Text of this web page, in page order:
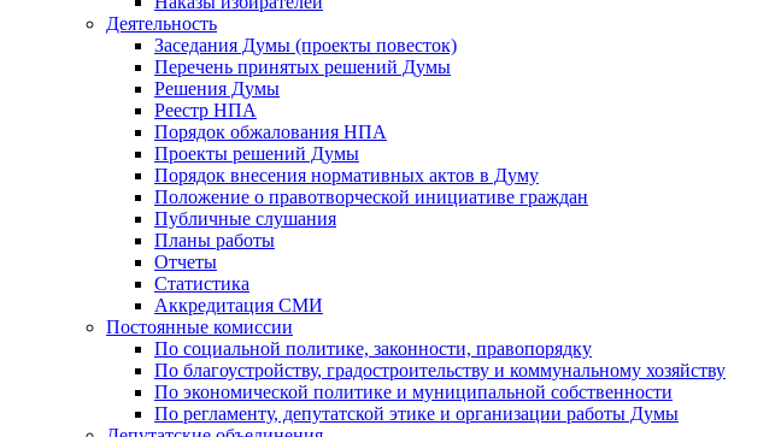
Деятельность
Заседания Думы (проекты повесток)
Перечень принятых решений Думы
Решения Думы
Реестр НПА
Порядок обжалования НПА
Проекты решений Думы
Порядок внесения нормативных актов в Думу
Положение о правотворческой инициативе граждан
Публичные слушания
Планы работы
Отчеты
Статистика
Аккредитация СМИ
Постоянные комиссии
По социальной политике, законности, правопорядку
По благоустройству, градостроительству и коммунальному хозяйству
По экономической политике и муниципальной собственности
По регламенту, депутатской этике и организации работы Думы